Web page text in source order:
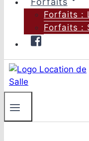
Forfaits :
Forfaits :